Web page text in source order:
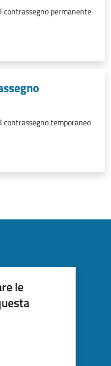
contrassegno permanente
temporaneo
le